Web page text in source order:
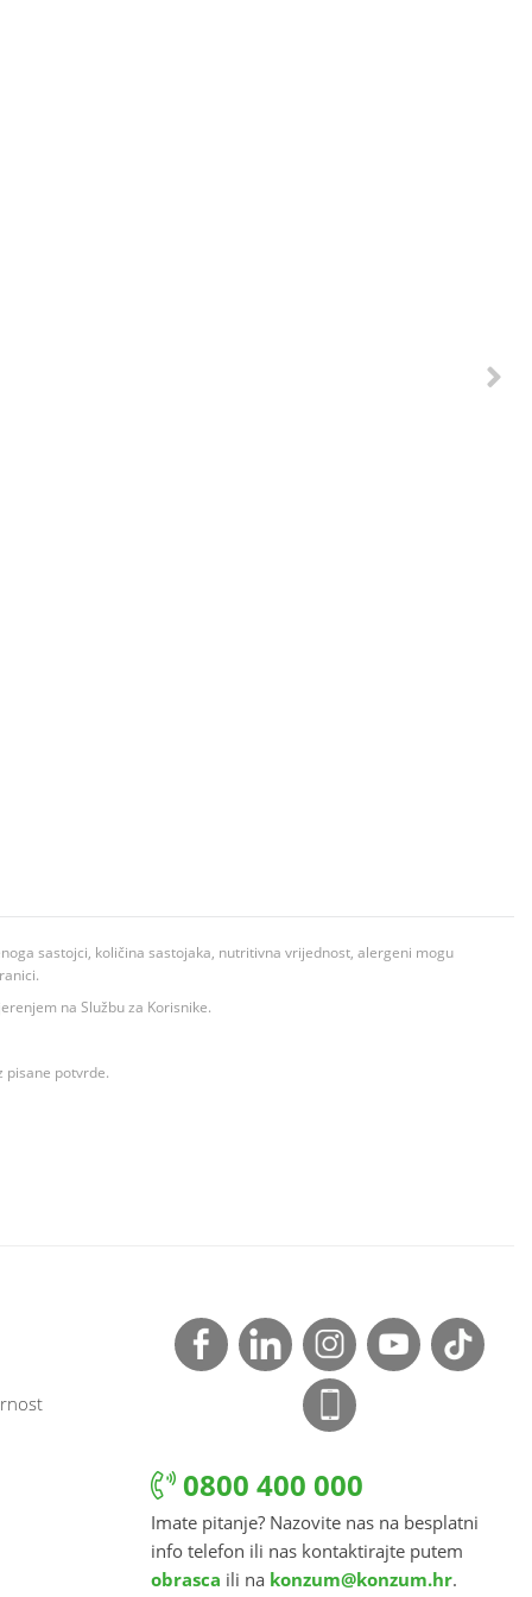
sastojci, količina sastojaka, nutritivna vrijednost, alergeni mogu
na Službu za Korisnike.
pisane potvrde.
0800 400 000
Imate pitanje? Nazovite nas na besplatni
info telefon ili nas kontaktirajte putem
obrasca ili na konzum@konzum.hr.